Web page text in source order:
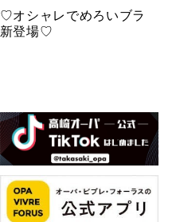
♡オシャレでめろいブラ
新登場♡